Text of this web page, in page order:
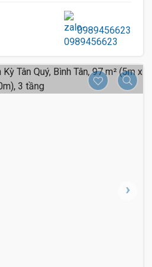
0989456623